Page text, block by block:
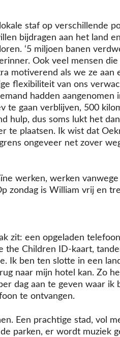
staf op verschillende
bijdragen aan het land
‘5 miljoen banen
Ook veel mensen die
motiverend als we ze aan
flexibiliteit van ons
hadden aangenomen
te gaan verblijven, 500
hulp, dus soms lukt het
te plaatsen. Ik wist dat
ongeveer net zover
werken, werken
zondag is William vrij en
zit: een opgeladen
the Children ID-kaart,
Ik ben ten slotte in een
naar mijn hotel kan. Zo
dag aan te geven waar ik
te ontvangen.
Een prachtige stad, vol
parken, er wordt muziek